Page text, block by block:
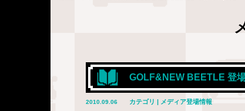
GOLF&NEW BEETLE 登
2010.09.06 カテゴリ | メディア登場情報